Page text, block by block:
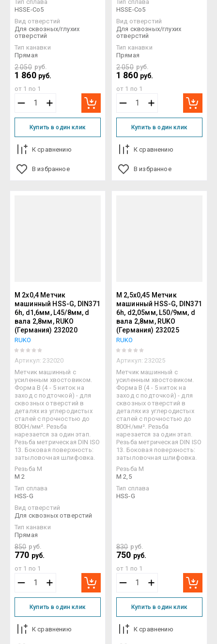
Тип сплава
HSSE-Co5
Вид отверстий
Для сквозных/глухих
отверстий
Тип канавки
Прямая
2 050 руб.
1 860 руб.
от 1 по 1
Купить в один клик
К сравнению
В избранное
Тип сплава
HSSE-Co5
Вид отверстий
Для сквозных/глухих
отверстий
Тип канавки
Прямая
2 050 руб.
1 860 руб.
от 1 по 1
Купить в один клик
К сравнению
В избранное
М 2х0,4 Метчик
машинный HSS-G, DIN371
6h, d1,6мм, L45/8мм, d
вала 2,8мм, RUKO
(Германия) 232020
RUKO
Артикул: 232020
Метчик машинный с
усиленным хвостовиком.
Форма В (4 - 5 ниток на
заход с подточкой) - для
сквозных отверстий в
деталях из углеродистых
сталей с прочностью до
800Н/мм². Резьба
нарезается за один этап.
Резьба метрическая DIN ISO
13. Боковая поверхность:
затыловочная шлифовка.
Резьба М
M 2
Тип сплава
HSS-G
Вид отверстий
Для сквозных отверстий
Тип канавки
Прямая
850 руб.
770 руб.
от 1 по 1
Купить в один клик
К сравнению
М 2,5х0,45 Метчик
машинный HSS-G, DIN371
6h, d2,05мм, L50/9мм, d
вала 2,8мм, RUKO
(Германия) 232025
RUKO
Артикул: 232025
Метчик машинный с
усиленным хвостовиком.
Форма В (4 - 5 ниток на
заход с подточкой) - для
сквозных отверстий в
деталях из углеродистых
сталей с прочностью до
800Н/мм². Резьба
нарезается за один этап.
Резьба метрическая DIN ISO
13. Боковая поверхность:
затыловочная шлифовка.
Резьба М
M 2,5
Тип сплава
HSS-G
830 руб.
750 руб.
от 1 по 1
Купить в один клик
К сравнению